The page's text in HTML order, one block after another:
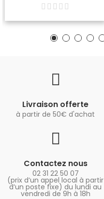
Livraison offerte
à partir de 50€ d'achat
Contactez nous
02 31 22 50 07
(prix d’un appel local à partir
d’un poste fixe) du lundi au
vendredi de 9h à 18h